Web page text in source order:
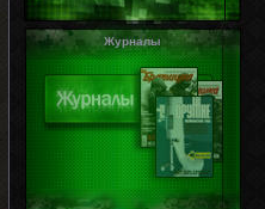
Журналы